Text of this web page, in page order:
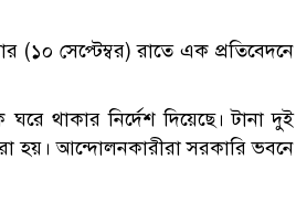
(১০ সেপ্টেম্বর) রাতে এক প্রতিবেদনে
থাকার নির্দেশ দিয়েছে। টানা দুই
হয়। আন্দোলনকারীরা সরকারি ভবনে